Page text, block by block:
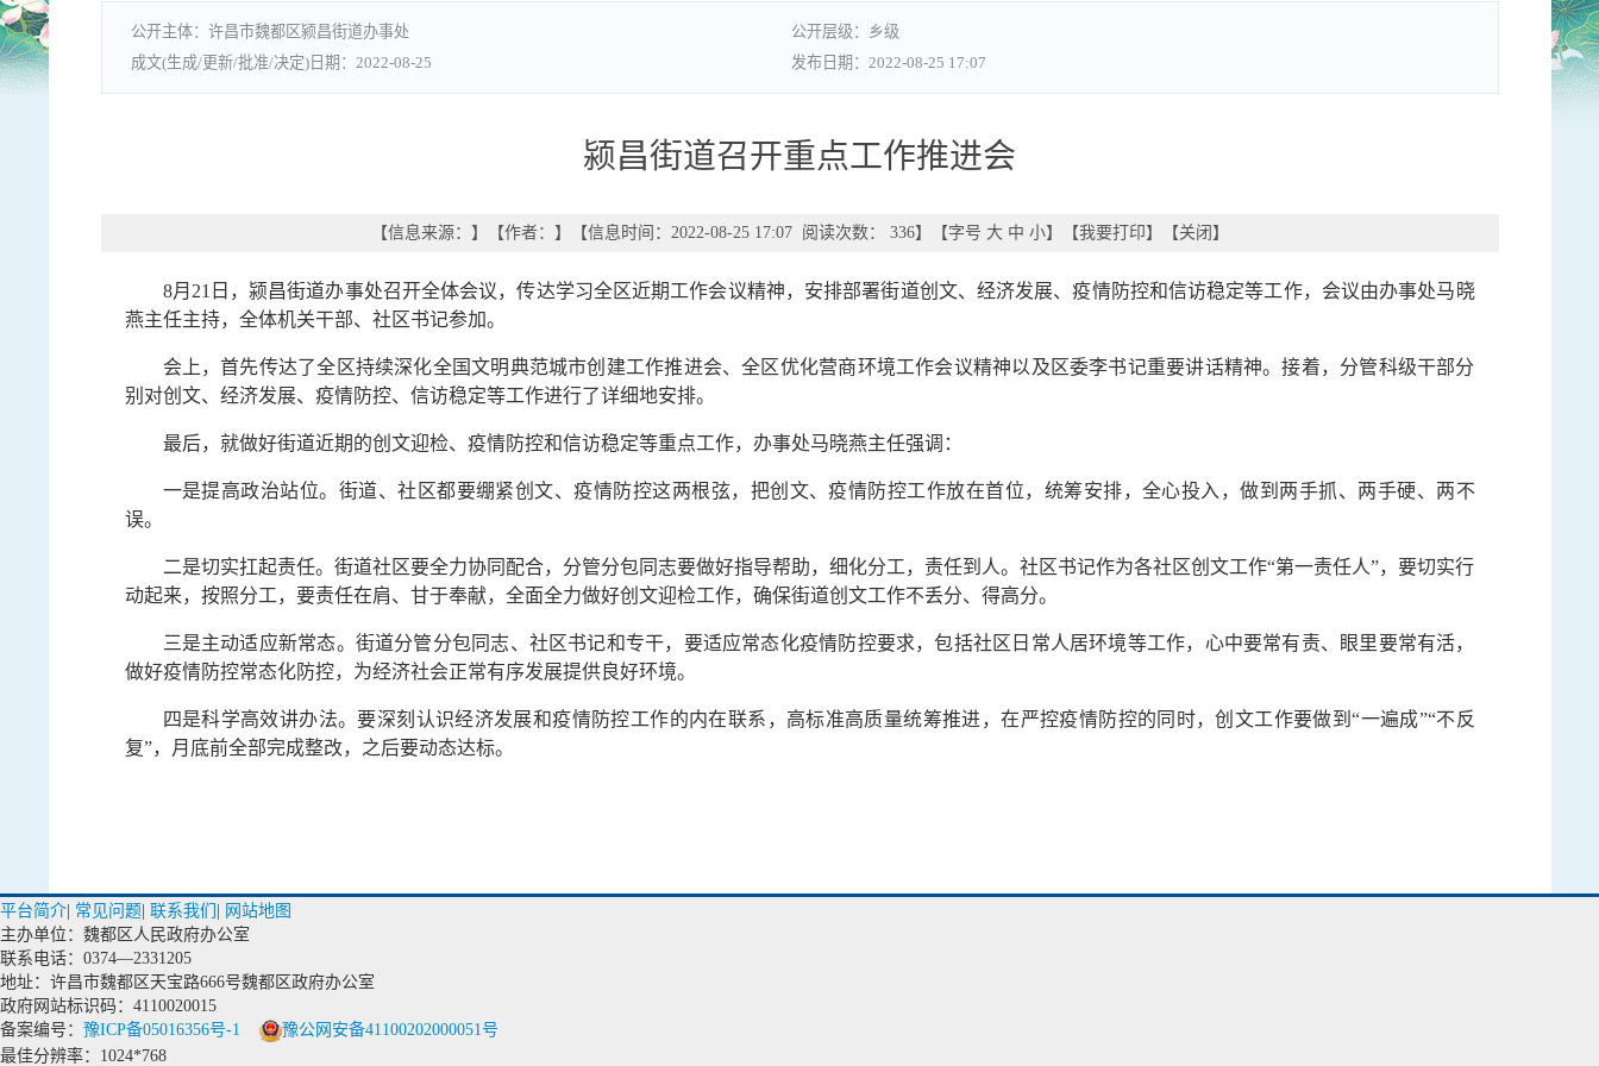
许昌市魏都区颍昌街道办事处
乡级
2022-08-25
2022-08-25 17:07
颍昌街道召开重点工作推进会
【信息来源： 】 【作者： 】 【信息时间：2022-08-25 17:07 阅读次数： 336】【字号 大 中 小】【我要打印】【关闭 】
8月21日，颍昌街道办事处召开全体会议，传达学习全区近期工作会议精神，安排部署街道创文、经济发展、疫情防控和信访稳定等工作，会议由办事处马晓
燕主任主持，全体机关干部、社区书记参加。
会上，首先传达了全区持续深化全国文明典范城市创建工作推进会、全区优化营商环境工作会议精神以及区委李书记重要讲话精神。接着，分管科级干部分
别对创文、经济发展、疫情防控、信访稳定等工作进行了详细地安排。
最后，就做好街道近期的创文迎检、疫情防控和信访稳定等重点工作，办事处马晓燕主任强调：
一是提高政治站位。街道、社区都要绷紧创文、疫情防控这两根弦，把创文、疫情防控工作放在首位，统筹安排，全心投入，做到两手抓、两手硬、两不
误。
二是切实扛起责任。街道社区要全力协同配合，分管分包同志要做好指导帮助，细化分工，责任到人。社区书记作为各社区创文工作“第一责任人”，要切实行
动起来，按照分工，要责任在肩、甘于奉献，全面全力做好创文迎检工作，确保街道创文工作不丢分、得高分。
三是主动适应新常态。街道分管分包同志、社区书记和专干，要适应常态化疫情防控要求，包括社区日常人居环境等工作，心中要常有责、眼里要常有活，
做好疫情防控常态化防控，为经济社会正常有序发展提供良好环境。
四是科学高效讲办法。要深刻认识经济发展和疫情防控工作的内在联系，高标准高质量统筹推进，在严控疫情防控的同时，创文工作要做到“一遍成”“不反
复”，月底前全部完成整改，之后要动态达标。
平台简介 常见问题 联系我们
网站地图
主办单位：魏都区人民政府办公室
联系电话：0374—2331205
地址：许昌市魏都区天宝路666号魏都区政府办公室
政府网站标识码：4110020015
备案编号： 豫ICP备05016356号-1
豫公网安备41100202000051号
最佳分辨率：1024*768